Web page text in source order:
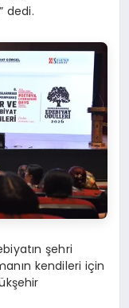
dedi.
şehri
kendileri için